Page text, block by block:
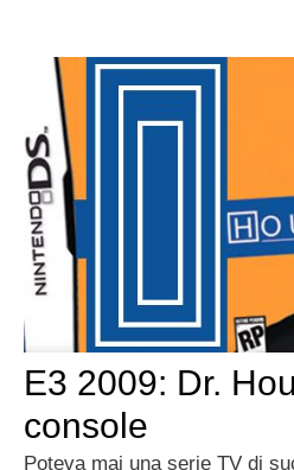
E3 2009: Dr.
console
Poteva mai una serie TV di